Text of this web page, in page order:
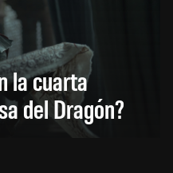
la cuarta
del Dragón?